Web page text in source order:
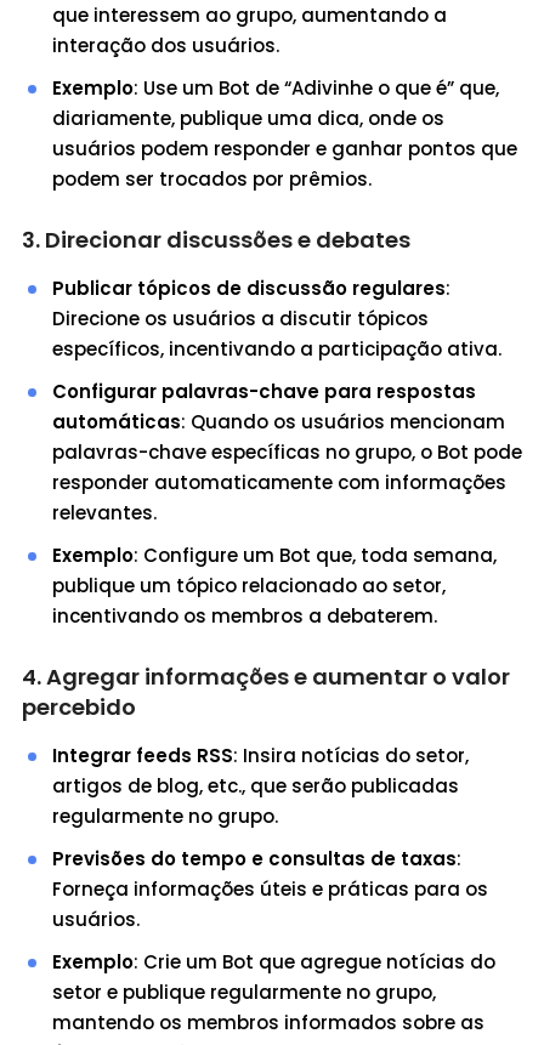
que interessem ao grupo, aumentando a
interação dos usuários.
Exemplo: Use um Bot de “Adivinhe o que é” que,
diariamente, publique uma dica, onde os
usuários podem responder e ganhar pontos que
podem ser trocados por prêmios.
3. Direcionar discussões e debates
Publicar tópicos de discussão regulares:
Direcione os usuários a discutir tópicos
específicos, incentivando a participação ativa.
Configurar palavras-chave para respostas
automáticas: Quando os usuários mencionam
palavras-chave específicas no grupo, o Bot pode
responder automaticamente com informações
relevantes.
Exemplo: Configure um Bot que, toda semana,
publique um tópico relacionado ao setor,
incentivando os membros a debaterem.
4. Agregar informações e aumentar o valor
percebido
Integrar feeds RSS: Insira notícias do setor,
artigos de blog, etc., que serão publicadas
regularmente no grupo.
Previsões do tempo e consultas de taxas:
Forneça informações úteis e práticas para os
usuários.
Exemplo: Crie um Bot que agregue notícias do
setor e publique regularmente no grupo,
mantendo os membros informados sobre as